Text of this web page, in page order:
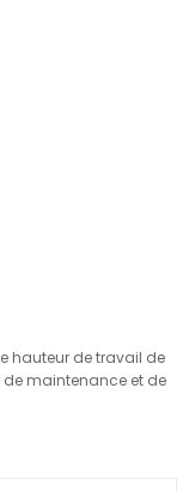
hauteur de travail de
de maintenance et de